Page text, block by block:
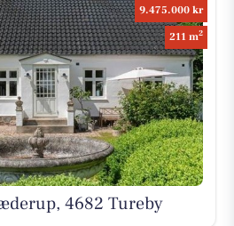
9.475.000 kr
211 m2
4682 Tureby